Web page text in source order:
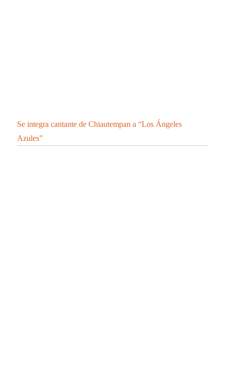
Se integra cantante de Chiautempan a “Los Ángeles
Azules”